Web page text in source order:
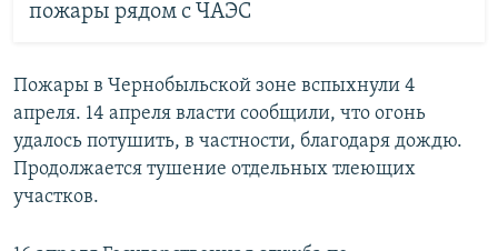
пожары рядом с ЧАЭС
Пожары в Чернобыльской зоне вспыхнули 4
апреля. 14 апреля власти сообщили, что огонь
удалось потушить, в частности, благодаря дождю.
Продолжается тушение отдельных тлеющих
участков.